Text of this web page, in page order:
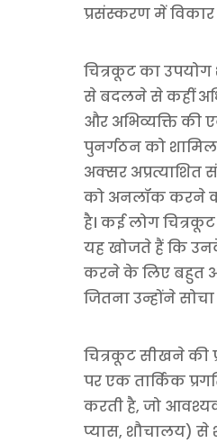
प्रसंस्करण में विकार
चित्रकूट का उपयोग
से बदलने से कहीं
और अभिव्यक्ति की
पुनर्गठन को
अक्सर अप्रत्याशित
को अनलॉक करने
है। कई लोग
यह खोजते हैं कि
करने के लिए बहुत
जितना उन्होंने सोचा
चित्रकूट सीखने की
पर एक तार्किक
करती है, जो
प्यास, शौचालय) से